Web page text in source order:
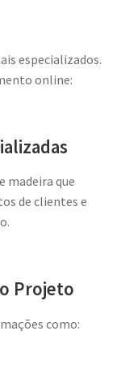
especializados.
online:
madeira que
de clientes e
Projeto
como: